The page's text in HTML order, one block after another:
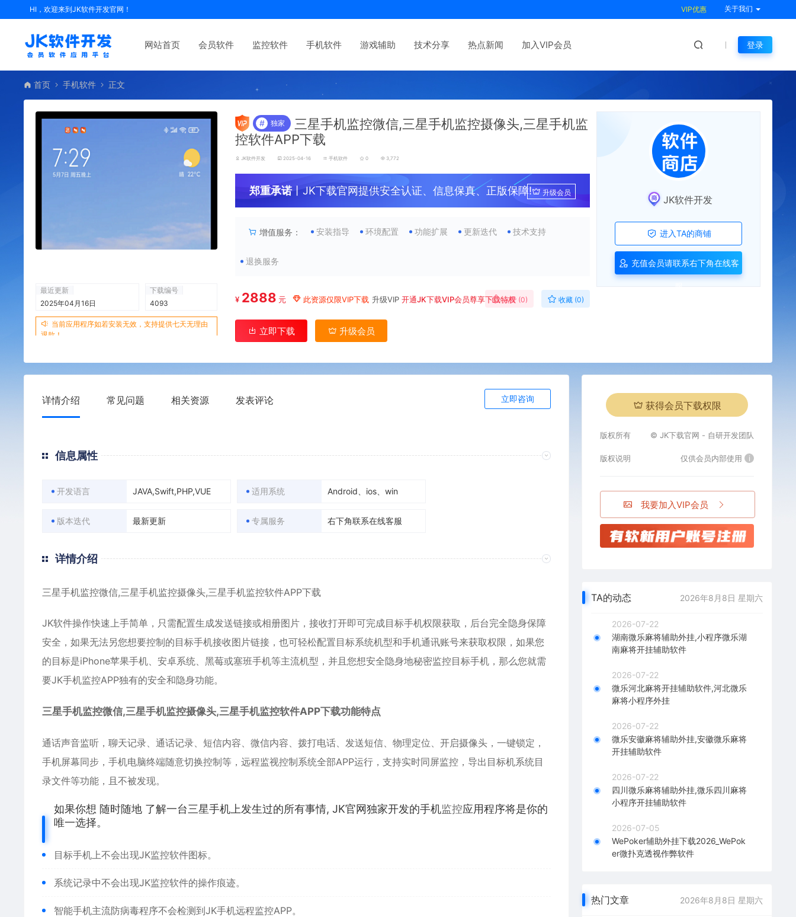
HI，欢迎来到JK软件开发官网！ VIP优惠 关于我们
网站首页 会员软件 监控软件 手机软件 游戏辅助 技术分享 热点新闻 加入VIP会员 登录
首页 手机软件 正文
最近更新
2025年04月16日
下载编号
4093
当前应用程序如若安装无效，支持提供七天无理由
退款！
# 独家
三星手机监控微信,三星手机监控摄像头,三星手机监
控软件APP下载
JK软件开发 2025-04-16 手机软件 0 3,772
郑重承诺丨JK下载官网提供安全认证、信息保真、正版保障! 升级会员
增值服务： 安装指导 环境配置 功能扩展 更新迭代 技术支持
退换服务
¥ 2888 元 此资源仅限VIP下载 升级VIP 开通JK下载VIP会员尊享下载特权
点赞 (0) 收藏 (0)
立即下载 升级会员
JK软件开发
进入TA的商铺
充值会员请联系右下角在线客
详情介绍 常见问题 相关资源 发表评论 立即咨询
信息属性
开发语言 JAVA,Swift,PHP,VUE 适用系统 Android、ios、win
版本迭代 最新更新 专属服务 右下角联系在线客服
详情介绍
三星手机监控微信,三星手机监控摄像头,三星手机监控软件APP下载
JK软件操作快速上手简单，只需配置生成发送链接或相册图片，接收打开即可完成目标手机权限获取，后台完全隐身保障
安全，如果无法另您想要控制的目标手机接收图片链接，也可轻松配置目标系统机型和手机通讯账号来获取权限，如果您
的目标是iPhone苹果手机、 安卓系统、黑莓或塞班手机等主流机型，并且您想安全隐身地秘密监控目标手机，那么您就需
要JK手机监控APP独有的安全和隐身功能。
三星手机监控微信,三星手机监控摄像头,三星手机监控软件APP下载功能特点
通话声音监听，聊天记录、通话记录、短信内容、 微信内容、拨打电话、发送短信、物理定位、开启摄像头，一键锁定，
手机屏幕同步，手机电脑终端随意切换控制等，远程监视控制系统全部APP运行，支持实时同屏监控，导出目标机系统目
录文件等功能，且不被发现。
如果你想 随时随地 了解一台三星手机上发生过的所有事情, JK官网独家开发的手机监控应用程序将是你的
唯一选择。
目标手机上不会出现JK监控软件图标。
系统记录中不会出现JK监控软件的操作痕迹。
智能手机主流防病毒程序不会检测到JK手机远程监控APP。
获得会员下载权限
版权所有 © JK下载官网 - 自研开发团队
版权说明 仅供会员内部使用 i
我要加入VIP会员
TA的动态 2026年8月8日 星期六
2026-07-22
湖南微乐麻将辅助外挂,小程序微乐湖
南麻将开挂辅助软件
2026-07-22
微乐河北麻将开挂辅助软件,河北微乐
麻将小程序外挂
2026-07-22
微乐安徽麻将辅助外挂,安徽微乐麻将
开挂辅助软件
2026-07-22
四川微乐麻将辅助外挂,微乐四川麻将
小程序开挂辅助软件
2026-07-05
WePoker辅助外挂下载2026_WePok
er微扑克透视作弊软件
热门文章 2026年8月8日 星期六